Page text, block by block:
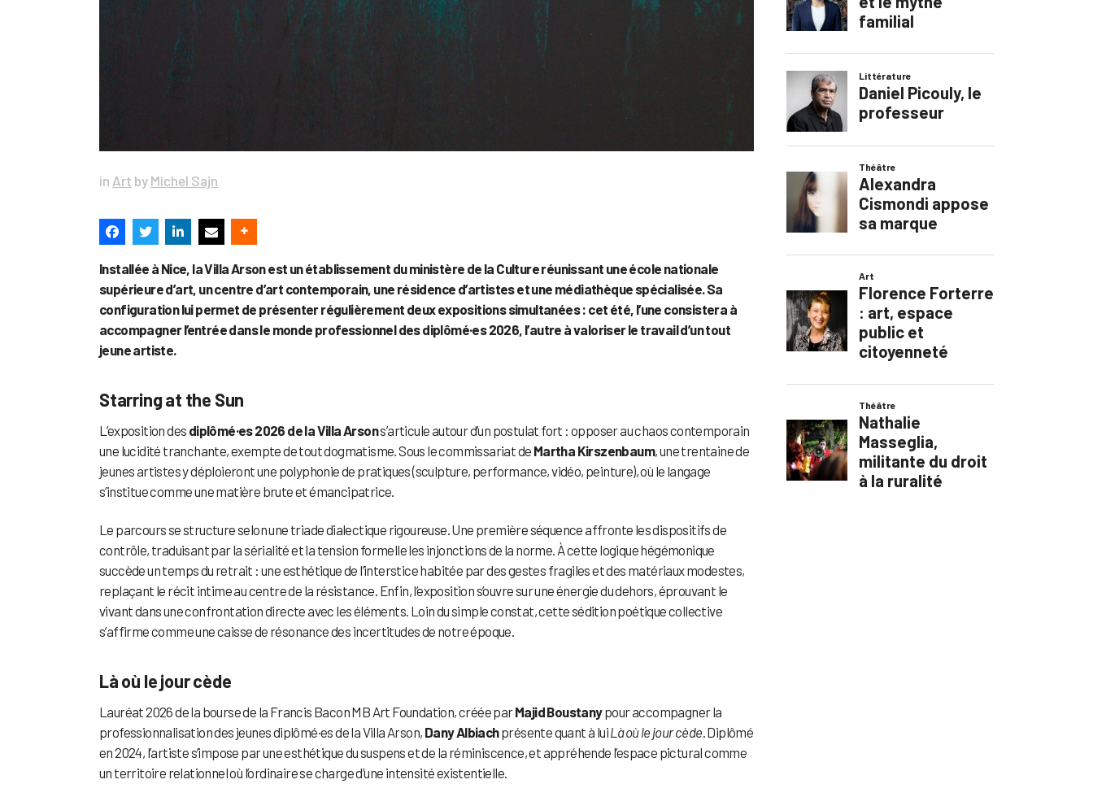
in Art by Michel Sajn
Installée à Nice, la Villa Arson est un établissement du ministère de la Culture réunissant une école nationale
supérieure d’art, un centre d’art contemporain, une résidence d’artistes et une médiathèque spécialisée. Sa
configuration lui permet de présenter régulièrement deux expositions simultanées : cet été, l’une consistera à
accompagner l’entrée dans le monde professionnel des diplômé·es 2026, l’autre à valoriser le travail d’un tout
jeune artiste.
Starring at the Sun
L’exposition des diplômé·es 2026 de la Villa Arsons’articule autour d’un postulat fort : opposer au chaos contemporain
une lucidité tranchante, exempte de tout dogmatisme. Sous le commissariat de Martha Kirszenbaum, une trentaine de
jeunes artistes y déploieront une polyphonie de pratiques (sculpture, performance, vidéo, peinture), où le langage
s’institue comme une matière brute et émancipatrice.
Le parcours se structure selon une triade dialectique rigoureuse. Une première séquence affronte les dispositifs de
contrôle, traduisant par la sérialité et la tension formelle les injonctions de la norme. À cette logique hégémonique
succède un temps du retrait : une esthétique de l’interstice habitée par des gestes fragiles et des matériaux modestes,
replaçant le récit intime au centre de la résistance. Enfin, l’exposition s’ouvre sur une énergie du dehors, éprouvant le
vivant dans une confrontation directe avec les éléments. Loin du simple constat, cette sédition poétique collective
s’affirme comme une caisse de résonance des incertitudes de notre époque.
Là où le jour cède
Lauréat 2026 de la bourse de la Francis Bacon MB Art Foundation, créée parMajid Boustanypour accompagner la
professionnalisation des jeunes diplômé·es de la Villa Arson, Dany Albiachprésente quant à luiLà où le jour cède . Diplômé
en 2024, l’artiste s’impose par une esthétique du suspens et de la réminiscence, et appréhende l’espace pictural comme
un territoire relationnel où l’ordinaire se charge d’une intensité existentielle.